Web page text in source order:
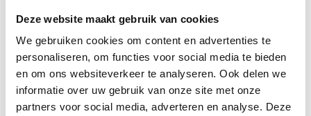
Deze website maakt gebruik van cookies
We gebruiken cookies om content en advertenties te
personaliseren, om functies voor social media te bieden
en om ons websiteverkeer te analyseren. Ook delen we
informatie over uw gebruik van onze site met onze
partners voor social media, adverteren en analyse. Deze
vn-e_t